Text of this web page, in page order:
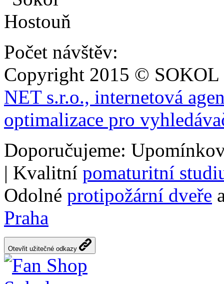
Počet návštěv:
Copyright 2015 ©
NET s.r.o., internetová
optimalizace pro
Doporučujeme:
| Kvalitní pomaturitní
Odolné protipožární dveře
Praha
Otevřit užitečné odkazy